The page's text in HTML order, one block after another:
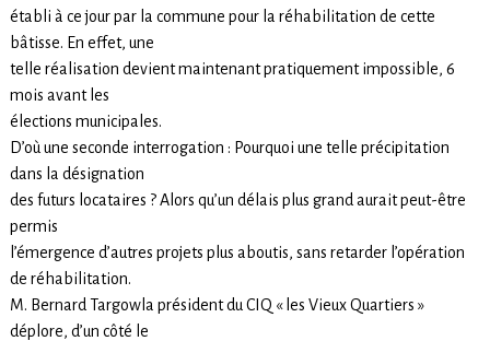
établi à ce jour par la commune pour la réhabilitation de cette
bâtisse. En effet, une
telle réalisation devient maintenant pratiquement impossible, 6
mois avant les
élections municipales.
D’où une seconde interrogation : Pourquoi une telle précipitation
dans la désignation
des futurs locataires ? Alors qu’un délais plus grand aurait peut-être
permis
l’émergence d’autres projets plus aboutis, sans retarder l’opération
de réhabilitation.
M. Bernard Targowla président du CIQ « les Vieux Quartiers »
déplore, d’un côté le